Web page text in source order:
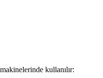
kullanılır: